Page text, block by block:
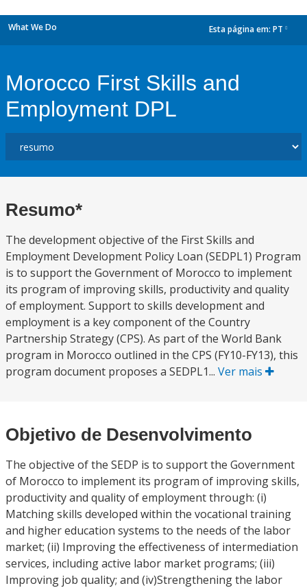
What We Do Esta página em: PT
Morocco First Skills and
Employment DPL
Resumo*
The development objective of the First Skills and
Employment Development Policy Loan (SEDPL1) Program
is to support the Government of Morocco to implement
its program of improving skills, productivity and quality
of employment. Support to skills development and
employment is a key component of the Country
Partnership Strategy (CPS). As part of the World Bank
program in Morocco outlined in the CPS (FY10-FY13), this
program document proposes a SEDPL1... Ver mais
Objetivo de Desenvolvimento
The objective of the SEDP is to support the Government
of Morocco to implement its program of improving skills,
productivity and quality of employment through: (i)
Matching skills developed within the vocational training
and higher education systems to the needs of the labor
market; (ii) Improving the effectiveness of intermediation
services, including active labor market programs; (iii)
Improving job quality; and (iv)Strengthening the labor